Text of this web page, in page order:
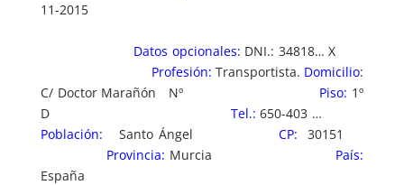
11-2015
Datos opcionales: DNI.: 34818… X
Profesión: Transportista. Domicilio:
C/ Doctor Marañón Nº Piso: 1º
D Tel.: 650-403 …
Población: Santo Ángel CP: 30151
Provincia: Murcia País:
España